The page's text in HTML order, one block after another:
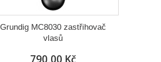
Grundig MC8030 zastřihovač
vlasů
790,00 Kč